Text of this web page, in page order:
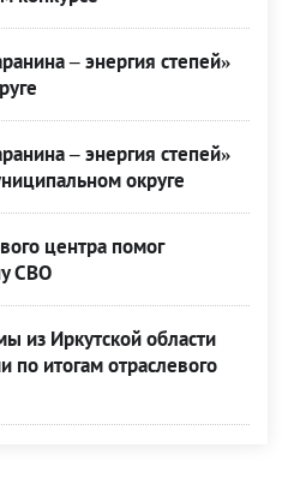
– энергия степей»
– энергия степей»
округе
центра помог
СВО
из Иркутской области
по итогам отраслевого